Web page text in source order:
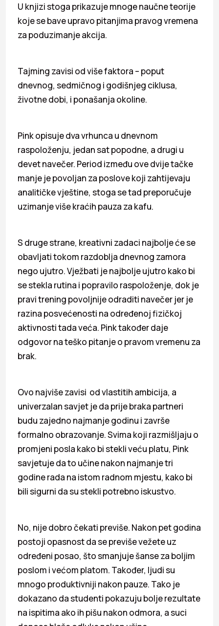
U knjizi stoga prikazuje mnoge naučne teorije
koje se bave upravo pitanjima pravog vremena
za poduzimanje akcija.
Tajming zavisi od više faktora – poput
dnevnog, sedmičnog i godišnjeg ciklusa,
životne dobi, i ponašanja okoline.
Pink opisuje dva vrhunca u dnevnom
raspoloženju, jedan sat popodne, a drugi u
devet navečer. Period između ove dvije tačke
manje je povoljan za poslove koji zahtijevaju
analitičke vještine, stoga se tad preporučuje
uzimanje više kraćih pauza za kafu.
S druge strane, kreativni zadaci najbolje će se
obavljati tokom razdoblja dnevnog zamora
nego ujutro. Vježbati je najbolje ujutro kako bi
se stekla rutina i popravilo raspoloženje, dok je
pravi trening povoljnije odraditi navečer jer je
razina posvećenosti na određenoj fizičkoj
aktivnosti tada veća. Pink također daje
odgovor na teško pitanje o pravom vremenu za
brak.
Ovo najviše zavisi od vlastitih ambicija, a
univerzalan savjet je da prije braka partneri
budu zajedno najmanje godinu i završe
formalno obrazovanje. Svima koji razmišljaju o
promjeni posla kako bi stekli veću platu, Pink
savjetuje da to učine nakon najmanje tri
godine rada na istom radnom mjestu, kako bi
bili sigurni da su stekli potrebno iskustvo.
No, nije dobro čekati previše. Nakon pet godina
postoji opasnost da se previše vežete uz
određeni posao, što smanjuje šanse za boljim
poslom i većom platom. Također, ljudi su
mnogo produktivniji nakon pauze. Tako je
dokazano da studenti pokazuju bolje rezultate
na ispitima ako ih pišu nakon odmora, a suci